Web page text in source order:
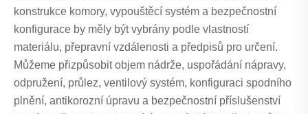
konstrukce komory, vypouštěcí systém a bezpečnostní
konfigurace by měly být vybrány podle vlastností
materiálu, přepravní vzdálenosti a předpisů pro určení.
Můžeme přizpůsobit objem nádrže, uspořádání nápravy,
odpružení, průlez, ventilový systém, konfiguraci spodního
plnění, antikorozní úpravu a bezpečnostní příslušenství